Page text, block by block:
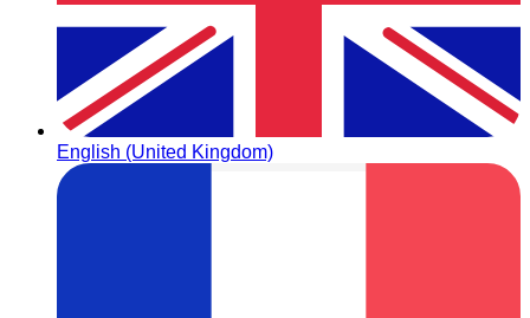
English (United Kingdom)